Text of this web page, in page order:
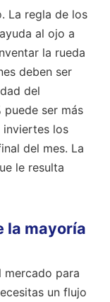
La regla de los
al ojo a
la rueda
deben ser
del
ser más
inviertes los
del mes. La
le resulta
la mayoría
mercado para
un flujo